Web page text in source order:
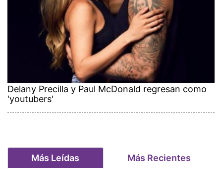
Delany Precilla y Paul McDonald regresan como
'youtubers'
Más Leídas Más Recientes